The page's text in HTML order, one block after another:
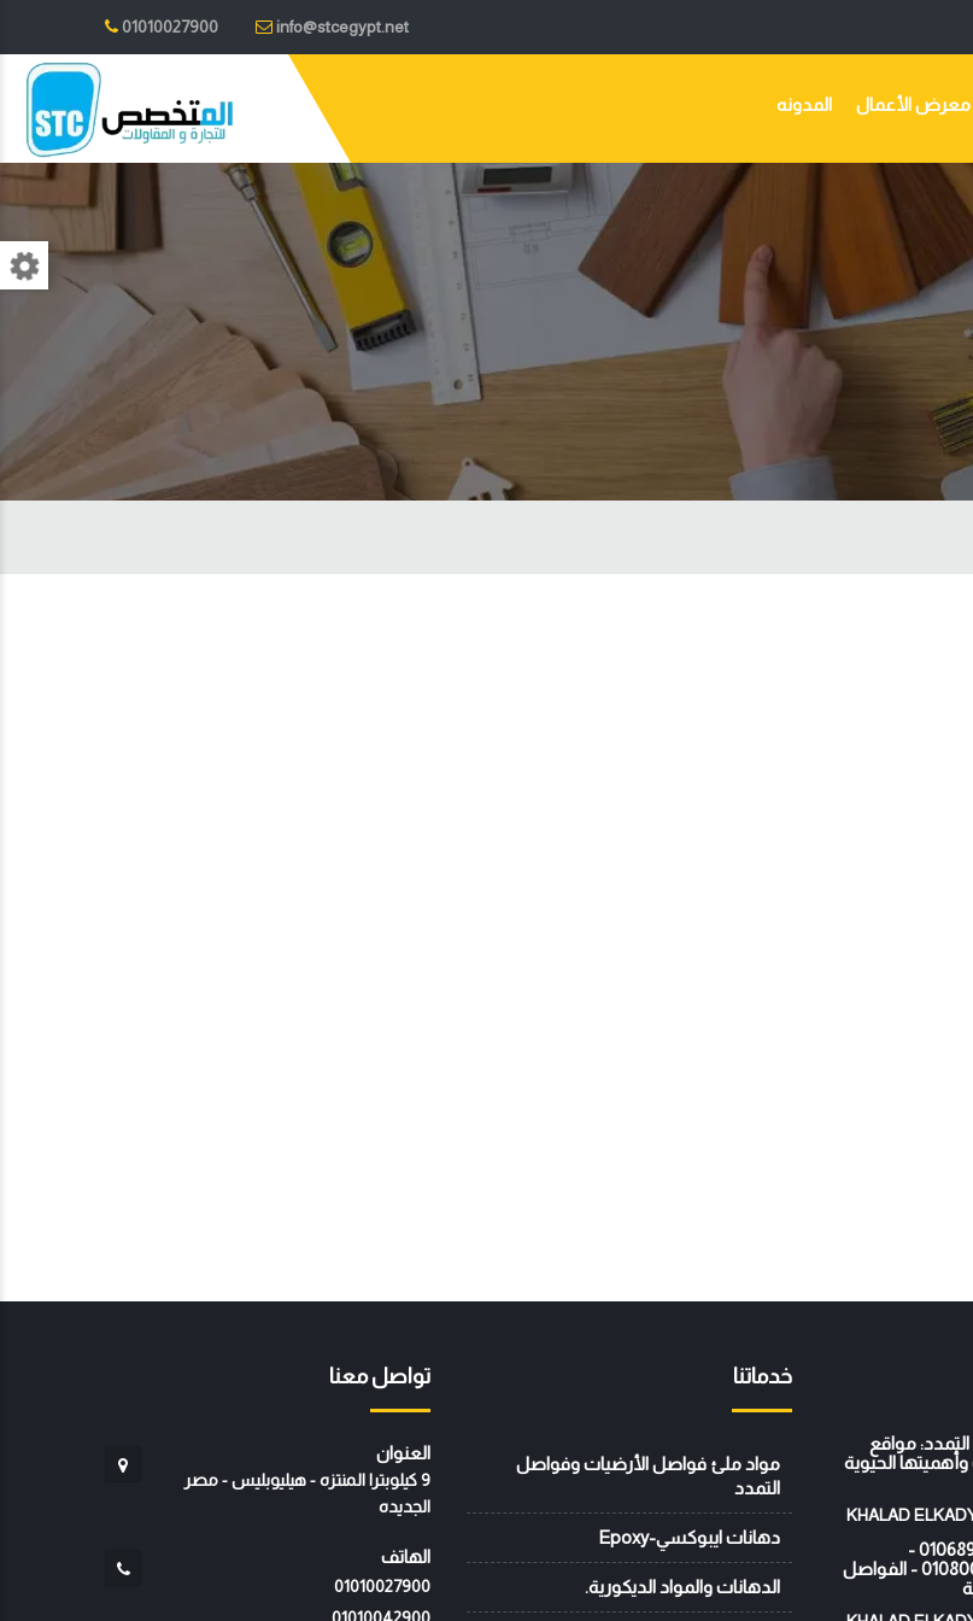
01010027900 info@stcegypt.net
المدونه معرض الأعمال
مواقع
وأهميتها الحيوية
.01068977712 -
01080029701 - الفواصل
خدماتنا
مواد ملئ فواصل الأرضيات وفواصل
التمدد
دهانات ايبوكسي-Epoxy
الدهانات والمواد الديكورية.
تواصل معنا
العنوان
9 كيلوبترا المنتزه - هيليوبليس - مصر
الجديده
الهاتف
01010027900